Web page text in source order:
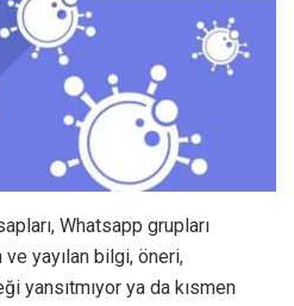
Whatsapp grupları
ve yayılan bilgi, öneri,
yansıtmıyor ya da kısmen